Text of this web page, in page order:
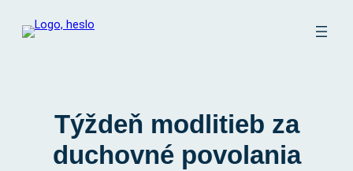
Týždeň modlitieb za
duchovné povolania